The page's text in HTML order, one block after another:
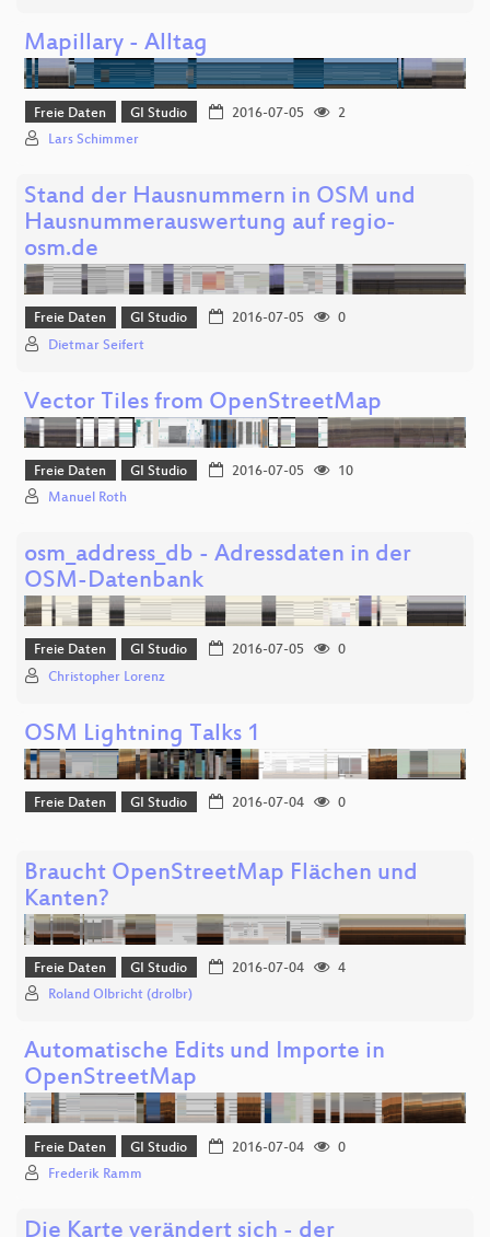
Mapillary - Alltag
Freie Daten GI Studio 2016-07-05
2
Lars Schimmer
Stand der Hausnummern in OSM und
Hausnummerauswertung auf regio-
osm.de
Freie Daten GI Studio 2016-07-05
0
Dietmar Seifert
Vector Tiles from OpenStreetMap
Freie Daten GI Studio 2016-07-05
10
Manuel Roth
osm_address_db - Adressdaten in der
OSM-Datenbank
Freie Daten GI Studio 2016-07-05
0
Christopher Lorenz
OSM Lightning Talks 1
Freie Daten GI Studio 2016-07-04 0
Braucht OpenStreetMap Flächen und
Kanten?
Freie Daten GI Studio 2016-07-04
4
Roland Olbricht (drolbr)
Automatische Edits und Importe in
OpenStreetMap
Freie Daten GI Studio 2016-07-04
0
Frederik Ramm